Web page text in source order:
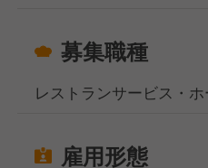
募集職種
レストランサービス・
雇用形態